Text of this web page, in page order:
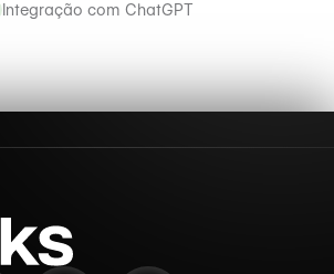
Integração com ChatGPT